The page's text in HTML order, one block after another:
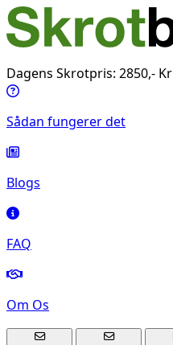
Dagens Skrotpris: 2850,- Kr
Sådan fungerer det
Blogs
FAQ
Om Os